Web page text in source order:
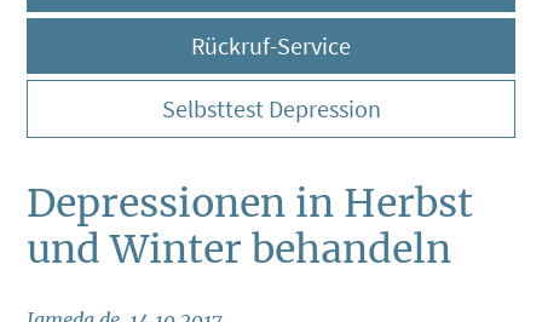
Rückruf-Service
Selbsttest Depression
Depressionen in Herbst
und Winter behandeln